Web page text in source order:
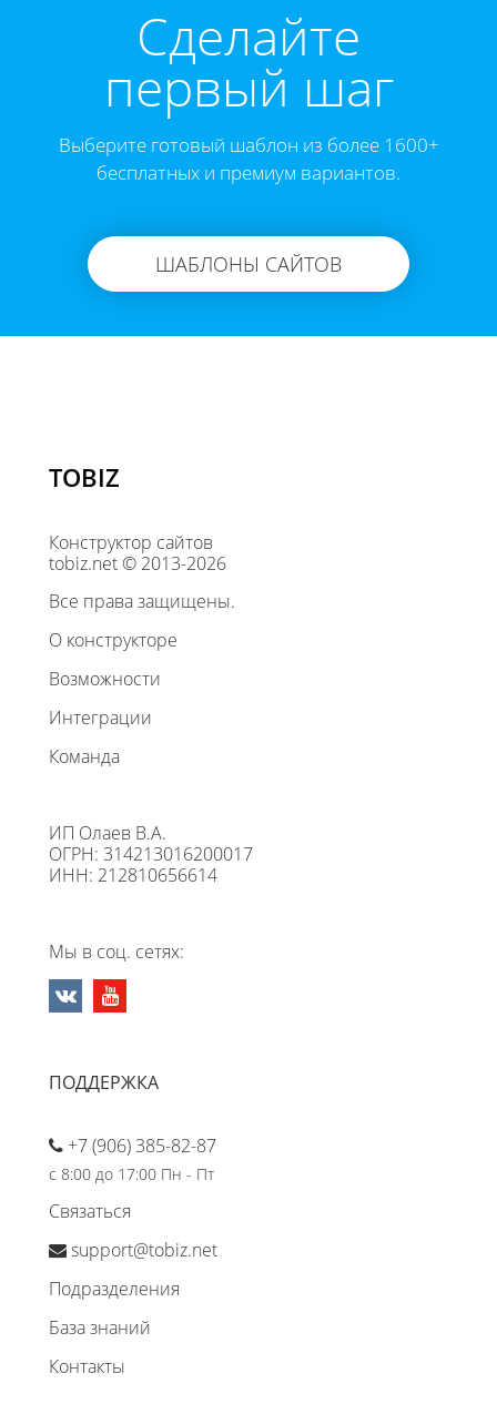
Cделайте
первый шаг
Выберите готовый шаблон из более 1600+
бесплатных и премиум вариантов.
ШАБЛОНЫ САЙТОВ
TOBIZ
Конструктор сайтов
tobiz.net © 2013-2026
Все права защищены.
О конструкторе
Возможности
Интеграции
Команда
ИП Олаев В.А.
ОГРН: 314213016200017
ИНН: 212810656614
Мы в соц. сетях:
ПОДДЕРЖКА
+7 (906) 385-82-87
с 8:00 до 17:00 Пн - Пт
Связаться
support@tobiz.net
Подразделения
База знаний
Контакты